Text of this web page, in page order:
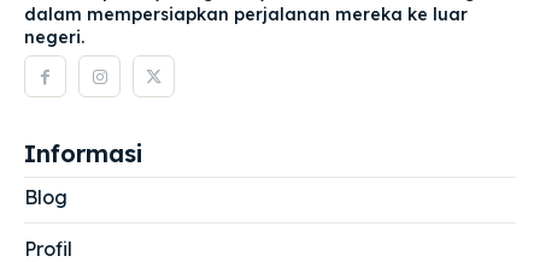
dalam mempersiapkan perjalanan mereka ke luar
negeri.
Informasi
Blog
Profil